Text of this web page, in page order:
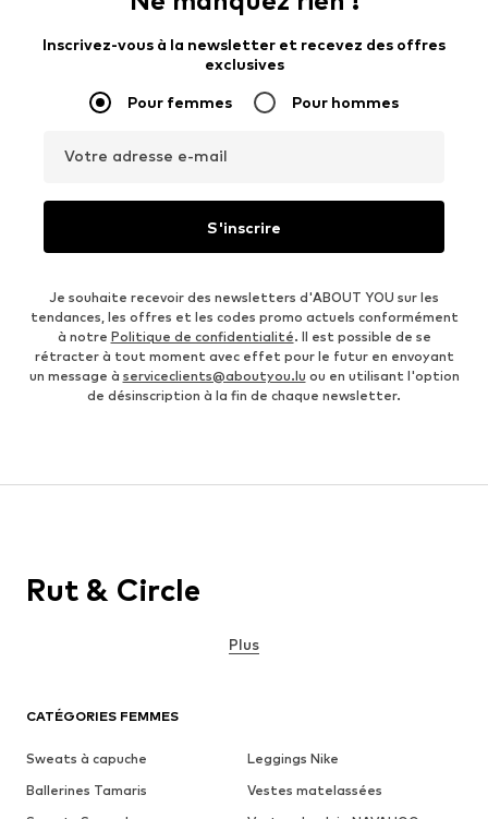
Inscrivez-vous à la newsletter et recevez des offres
exclusives
Pour femmes Pour hommes
Votre adresse e-mail
S'inscrire
Je souhaite recevoir des newsletters d'ABOUT YOU sur les
tendances, les offres et les codes promo actuels conformément
à notre Politique de confidentialité. Il est possible de se
rétracter à tout moment avec effet pour le futur en envoyant
un message à serviceclients@aboutyou.lu ou en utilisant l'option
de désinscription à la fin de chaque newsletter.
CATÉGORIES FEMMES
Sweats à capuche
Leggings Nike
Ballerines Tamaris
Vestes matelassées
Rut & Circle
Plus